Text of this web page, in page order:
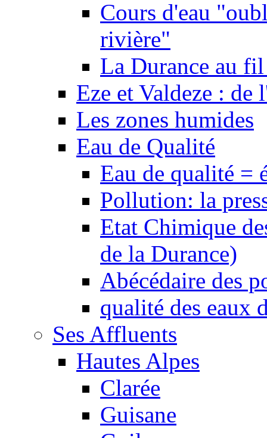
Cours d'eau
rivière"
La Durance au
Eze et Valdeze : de
Les zones humides
Eau de Qualité
Eau de qualité =
Pollution: la
Etat Chimique
de la Durance)
Abécédaire des
qualité des eaux
Ses Affluents
Hautes Alpes
Clarée
Guisane